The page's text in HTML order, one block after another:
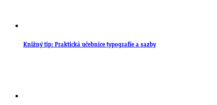
Knižný tip: Praktická učebnice typografie a sazby